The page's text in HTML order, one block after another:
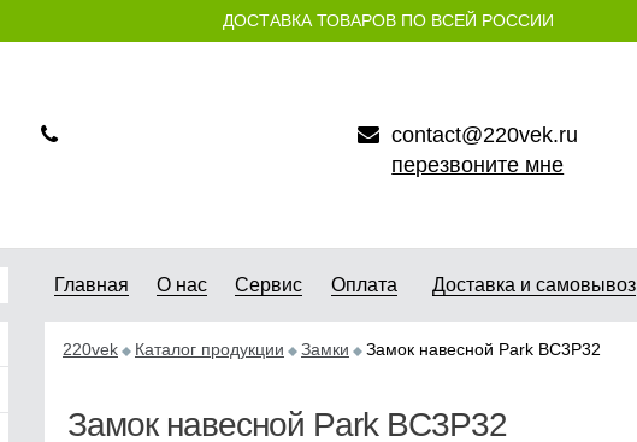
ДОСТАВКА ТОВАРОВ ПО ВСЕЙ РОССИИ
contact@220vek.ru
перезвоните мне
Главная О нас Сервис Оплата Доставка и самовывоз
220vek Каталог продукции Замки Замок навесной Park BC3P32
Замок навесной Park BC3P32